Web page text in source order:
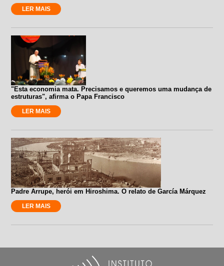
LER MAIS
"Esta economia mata. Precisamos e queremos uma mudança de
estruturas", afirma o Papa Francisco
LER MAIS
Padre Arrupe, herói em Hiroshima. O relato de García Márquez
LER MAIS